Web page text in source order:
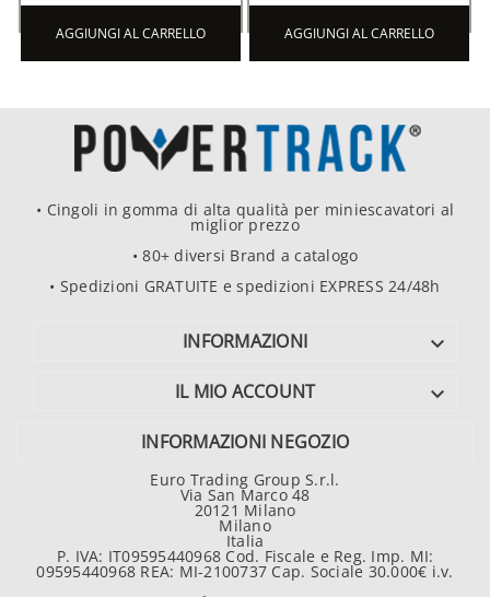
AGGIUNGI AL CARRELLO AGGIUNGI AL CARRELLO
• Cingoli in gomma di alta qualità per miniescavatori al
miglior prezzo
• 80+ diversi Brand a catalogo
• Spedizioni GRATUITE e spedizioni EXPRESS 24/48h
INFORMAZIONI 
IL MIO ACCOUNT 
INFORMAZIONI NEGOZIO
Euro Trading Group S.r.l.
Via San Marco 48
20121 Milano
Milano
Italia
P. IVA: IT09595440968 Cod. Fiscale e Reg. Imp. MI:
09595440968 REA: MI-2100737 Cap. Sociale 30.000€ i.v.